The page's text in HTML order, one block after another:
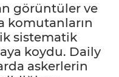
görüntüler ve
komutanların
sistematik
koydu. Daily
askerlerin